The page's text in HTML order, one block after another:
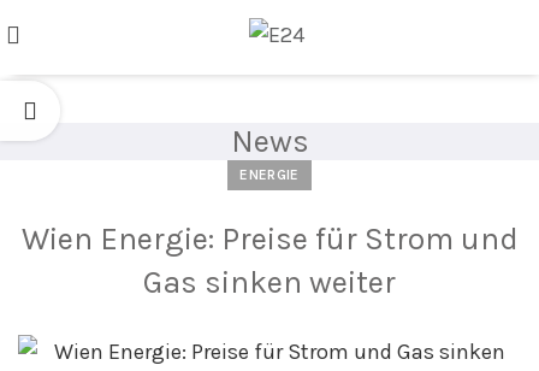
News
ENERGIE
Wien Energie: Preise für Strom und
Gas sinken weiter